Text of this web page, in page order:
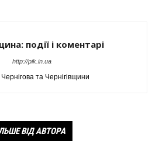
події і коментарі
http://pik.in.ua
та Чернігівщини
ВІД АВТОРА